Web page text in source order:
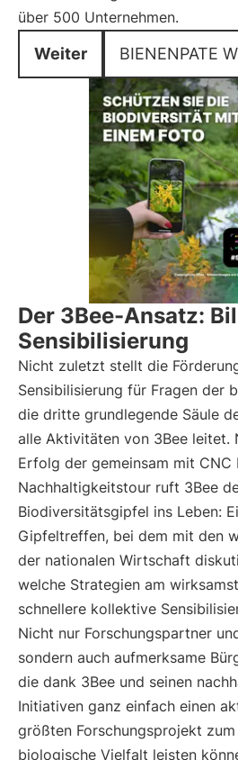
über 500 Unternehmen.
Weiter BIENENPATE
Der 3Bee-Ansatz:
Sensibilisierung
Nicht zuletzt stellt die
Sensibilisierung für Fragen der
die dritte grundlegende Säule
alle Aktivitäten von 3Bee leitet.
Erfolg der gemeinsam mit
Nachhaltigkeitstour ruft 3Bee
Biodiversitätsgipfel ins Leben:
Gipfeltreffen, bei dem mit den
der nationalen Wirtschaft
welche Strategien am
schnellere kollektive
Nicht nur Forschungspartner
sondern auch aufmerksame
die dank 3Bee und seinen
Initiativen ganz einfach einen
größten Forschungsprojekt zum
biologische Vielfalt leisten